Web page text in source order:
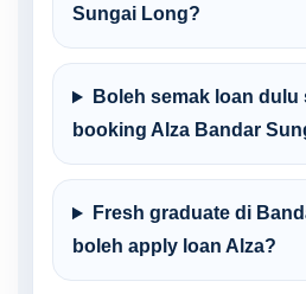
Sungai Long?
Boleh semak loan dulu
booking Alza Bandar
Fresh graduate di
boleh apply loan Alza?